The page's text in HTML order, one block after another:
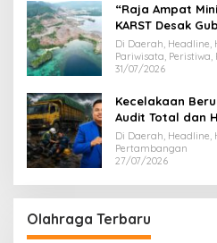
“Raja Ampat
KARST Desak
Dispar Sultra
Di Daerah, Headline,
Pariwisata,
31/07/2026
Kecelakaan
Audit Total dan
Di Daerah, Headline,
Pertambangan
27/07/2026
Olahraga Terbaru